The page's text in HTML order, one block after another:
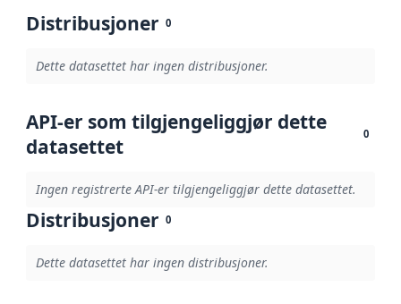
Distribusjoner 0
Dette datasettet har ingen distribusjoner.
API-er som tilgjengeliggjør dette
datasettet
0
Ingen registrerte API-er tilgjengeliggjør dette datasettet.
Distribusjoner 0
Dette datasettet har ingen distribusjoner.